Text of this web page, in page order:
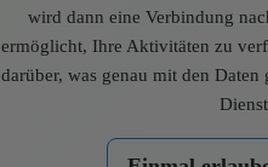
wird dann eine Verbindung
ermöglicht, Ihre Aktivitäten zu
darüber, was genau mit den